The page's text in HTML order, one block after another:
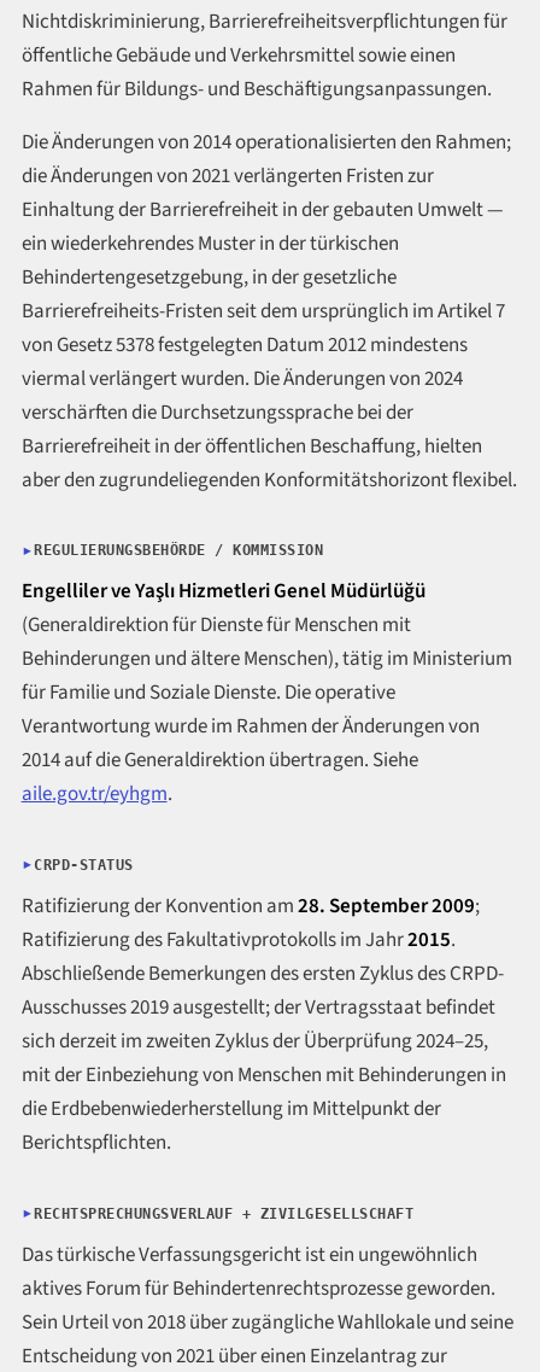
Nichtdiskriminierung, Barrierefreiheitsverpflichtungen für
öffentliche Gebäude und Verkehrsmittel sowie einen
Rahmen für Bildungs- und Beschäftigungsanpassungen.
Die Änderungen von 2014 operationalisierten den Rahmen;
die Änderungen von 2021 verlängerten Fristen zur
Einhaltung der Barrierefreiheit in der gebauten Umwelt —
ein wiederkehrendes Muster in der türkischen
Behindertengesetzgebung, in der gesetzliche
Barrierefreiheits-Fristen seit dem ursprünglich im Artikel 7
von Gesetz 5378 festgelegten Datum 2012 mindestens
viermal verlängert wurden. Die Änderungen von 2024
verschärften die Durchsetzungssprache bei der
Barrierefreiheit in der öffentlichen Beschaffung, hielten
aber den zugrundeliegenden Konformitätshorizont flexibel.
REGULIERUNGSBEHÖRDE / KOMMISSION
Engelliler ve Yaşlı Hizmetleri Genel Müdürlüğü
(Generaldirektion für Dienste für Menschen mit
Behinderungen und ältere Menschen), tätig im Ministerium
für Familie und Soziale Dienste. Die operative
Verantwortung wurde im Rahmen der Änderungen von
2014 auf die Generaldirektion übertragen. Siehe
aile.gov.tr/eyhgm.
CRPD-STATUS
Ratifizierung der Konvention am28. September 2009;
Ratifizierung des Fakultativprotokolls im Jahr2015.
Abschließende Bemerkungen des ersten Zyklus des CRPD-
Ausschusses 2019 ausgestellt; der Vertragsstaat befindet
sich derzeit im zweiten Zyklus der Überprüfung 2024–25,
mit der Einbeziehung von Menschen mit Behinderungen in
die Erdbebenwiederherstellung im Mittelpunkt der
Berichtspflichten.
RECHTSPRECHUNGSVERLAUF + ZIVILGESELLSCHAFT
Das türkische Verfassungsgericht ist ein ungewöhnlich
aktives Forum für Behindertenrechtsprozesse geworden.
Sein Urteil von 2018 über zugängliche Wahllokale und seine
Entscheidung von 2021 über einen Einzelantrag zur